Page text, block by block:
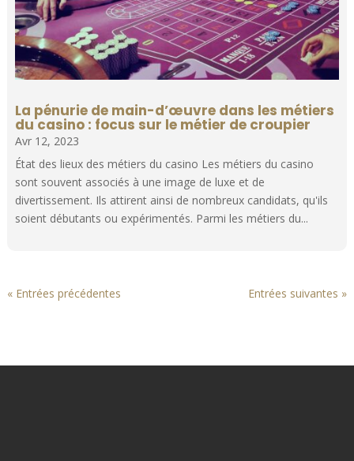
La pénurie de main-d’œuvre dans les métiers
du casino : focus sur le métier de croupier
Avr 12, 2023
État des lieux des métiers du casino Les métiers du casino
sont souvent associés à une image de luxe et de
divertissement. Ils attirent ainsi de nombreux candidats, qu'ils
soient débutants ou expérimentés. Parmi les métiers du...
« Entrées précédentes Entrées suivantes »